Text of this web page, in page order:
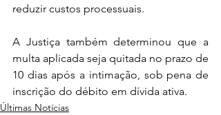
reduzir custos processuais.
A Justiça também determinou que a
multa aplicada seja quitada no prazo de
10 dias após a intimação, sob pena de
inscrição do débito em dívida ativa.
Últimas Notícias